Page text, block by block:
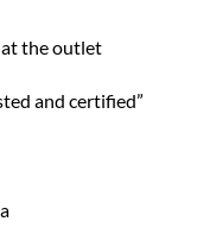
the outlet
and certified”